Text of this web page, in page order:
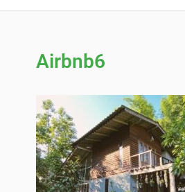
Airbnb6